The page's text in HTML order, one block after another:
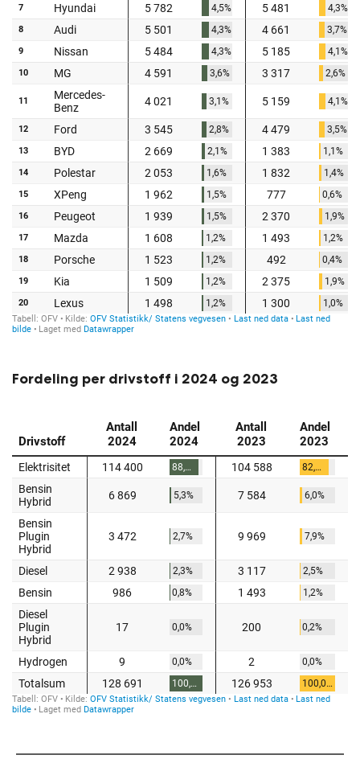
Fordeling per drivstoff i 2024 og 2023